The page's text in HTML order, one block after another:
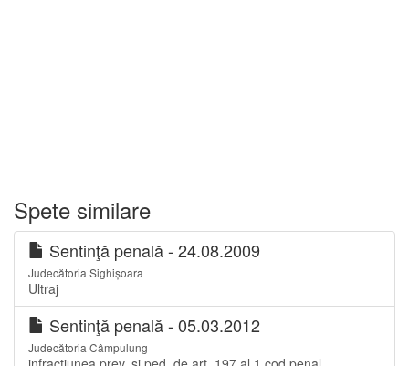
Spete similare
Sentinţă penală - 24.08.2009
Judecătoria Sighișoara
Ultraj
Sentinţă penală - 05.03.2012
Judecătoria Câmpulung